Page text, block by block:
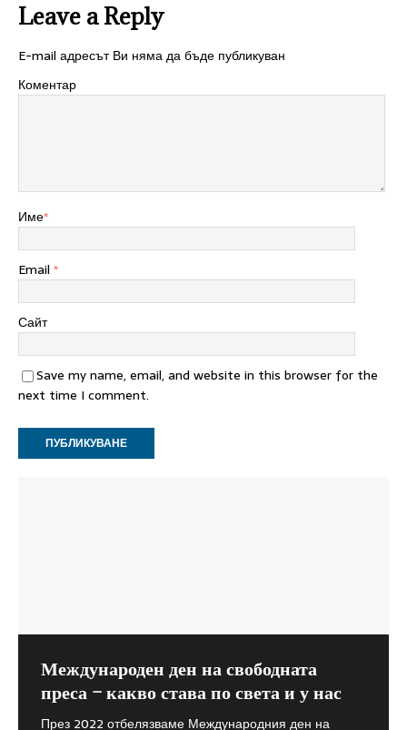
Leave a Reply
E-mail адресът Ви няма да бъде публикуван
Коментар
Име*
Email *
Сайт
Save my name, email, and website in this browser for the
next time I comment.
Международен ден на свободната
преса – какво става по света и у нас
През 2022 отбелязваме Международния ден на
Как главният инспектор при Висшия
съдебен съвет прилага закона или
защо протестират гражданите
Съветът на Европа: Мерките в
кризата трябва да зачитат човешките
права